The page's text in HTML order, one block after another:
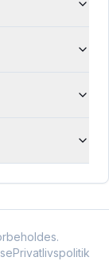
Privatlivspolitik